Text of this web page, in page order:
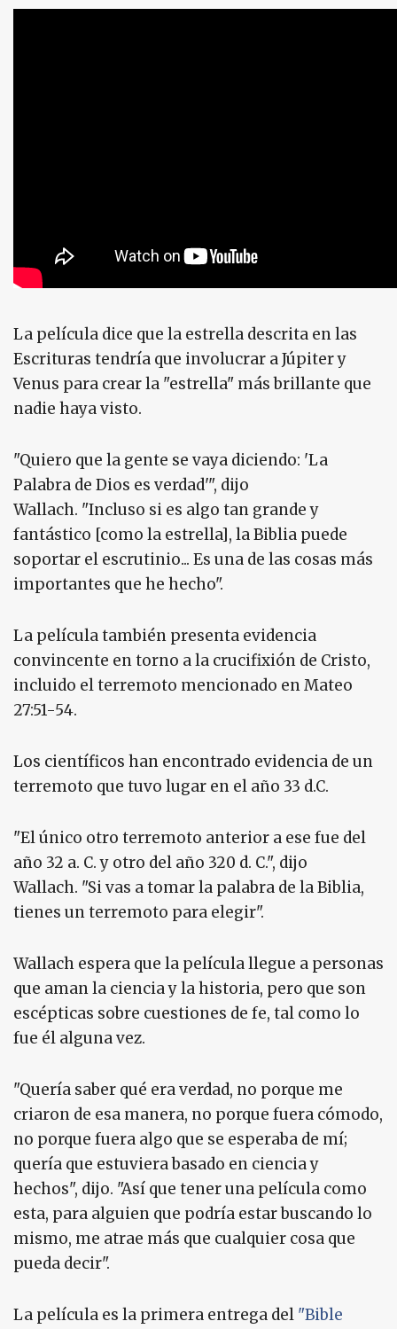
La película dice que la estrella descrita en las
Escrituras tendría que involucrar a Júpiter y
Venus para crear la "estrella" más brillante que
nadie haya visto.
"Quiero que la gente se vaya diciendo: 'La
Palabra de Dios es verdad'", dijo
Wallach. "Incluso si es algo tan grande y
fantástico [como la estrella], la Biblia puede
soportar el escrutinio... Es una de las cosas más
importantes que he hecho".
La película también presenta evidencia
convincente en torno a la crucifixión de Cristo,
incluido el terremoto mencionado en Mateo
27:51-54.
Los científicos han encontrado evidencia de un
terremoto que tuvo lugar en el año 33 d.C.
"El único otro terremoto anterior a ese fue del
año 32 a. C. y otro del año 320 d. C.", dijo
Wallach. "Si vas a tomar la palabra de la Biblia,
tienes un terremoto para elegir".
Wallach espera que la película llegue a personas
que aman la ciencia y la historia, pero que son
escépticas sobre cuestiones de fe, tal como lo
fue él alguna vez.
"Quería saber qué era verdad, no porque me
criaron de esa manera, no porque fuera cómodo,
no porque fuera algo que se esperaba de mí;
quería que estuviera basado en ciencia y
hechos", dijo. "Así que tener una película como
esta, para alguien que podría estar buscando lo
mismo, me atrae más que cualquier cosa que
pueda decir".
La película es la primera entrega del "Bible